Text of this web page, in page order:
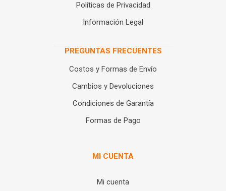
Políticas de Privacidad
Información Legal
PREGUNTAS FRECUENTES
Costos y Formas de Envío
Cambios y Devoluciones
Condiciones de Garantía
Formas de Pago
MI CUENTA
Mi cuenta